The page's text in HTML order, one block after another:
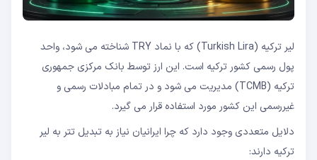
لیر ترکیه (Turkish Lira) که با نماد TRY شناخته می شود، واحد
پول رسمی کشور ترکیه است. این ارز توسط بانک مرکزی جمهوری
ترکیه (TCMB) مدیریت می شود و در تمام مبادلات رسمی و
غیررسمی این کشور مورد استفاده قرار می گیرد.
دلایل متعددی وجود دارد که چرا ایرانیان نیاز به تبدیل تتر به لیر
ترکیه دارند: